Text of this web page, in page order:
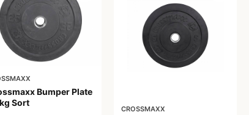
Bumper Plate
Sort
CROSSMAXX